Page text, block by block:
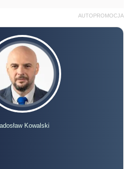
AUTOPROMOCJA
Kowalski